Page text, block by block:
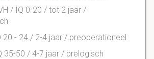
/ IQ 0-20 / tot 2 jaar /
20 - 24 / 2-4 jaar / preoperationeel
35-50 / 4-7 jaar / prelogisch